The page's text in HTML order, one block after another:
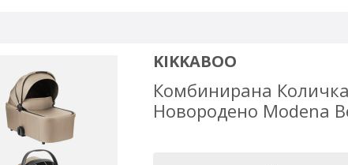
KIKKABOO
Комбинирана
Новородено Modena